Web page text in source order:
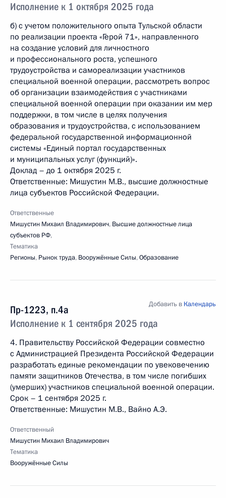
Исполнение к 1 октября 2025 года
б) с учетом положительного опыта Тульской области
по реализации проекта «Герой 71», направленного
на создание условий для личностного
и профессионального роста, успешного
трудоустройства и самореализации участников
специальной военной операции, рассмотреть вопрос
об организации взаимодействия с участниками
специальной военной операции при оказании им мер
поддержки, в том числе в целях получения
образования и трудоустройства, с использованием
федеральной государственной информационной
системы «Единый портал государственных
и муниципальных услуг (функций)».
Доклад – до 1 октября 2025 г.
Ответственные: Мишустин М.В., высшие должностные
лица субъектов Российской Федерации.
Ответственные
Мишустин Михаил Владимирович, Высшие должностные лица
субъектов РФ,
Тематика
Регионы, Рынок труда, Вооружённые Силы,Образование
Пр-1223, п.4а
Исполнение к 1 сентября 2025 года
Добавить в Календарь
4. Правительству Российской Федерации совместно
с Администрацией Президента Российской Федерации
разработать единые рекомендации по увековечению
памяти защитников Отечества, в том числе погибших
(умерших) участников специальной военной операции.
Срок – 1 сентября 2025 г.
Ответственные: Мишустин М.В., Вайно А.Э.
Ответственный
Мишустин Михаил Владимирович
Тематика
Вооружённые Силы